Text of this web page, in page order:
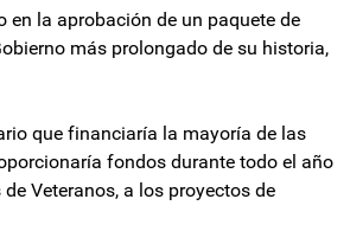
en la aprobación de un paquete de
más prolongado de su historia,
que financiaría la mayoría de las
fondos durante todo el año
Veteranos, a los proyectos de